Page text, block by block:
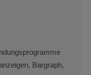
Bargraph,